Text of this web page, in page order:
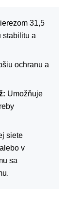
31,5
stabilitu a
ochranu a
Umožňuje
siete
v
sa